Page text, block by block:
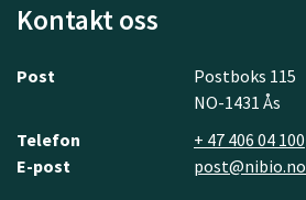
Kontakt oss
Post
Postboks 115
NO-1431 Ås
Telefon
+ 47 406 04 100
E-post
post@nibio.no